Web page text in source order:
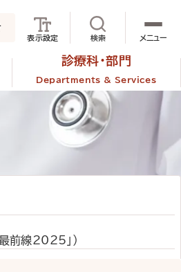
診療科・部門
Departments & Services
表示設定 検索サイト内検索を
メニュー
前線2025」）